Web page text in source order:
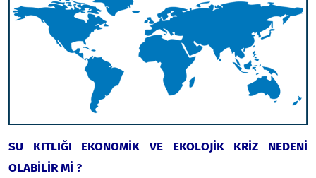
SU KITLIĞI EKONOMİK VE EKOLOJİK KRİZ NEDENİ
OLABİLİR Mİ ?